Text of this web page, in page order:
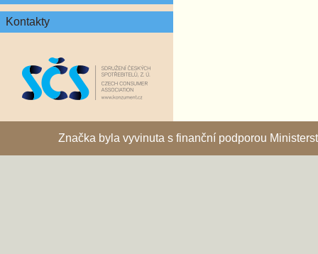
Kontakty
Značka byla vyvinuta s finanční podporou